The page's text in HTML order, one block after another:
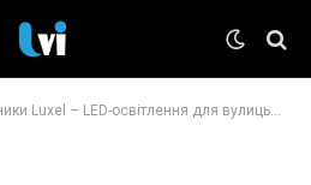
– LED-освітлення для вулиць, дворів, фасадів